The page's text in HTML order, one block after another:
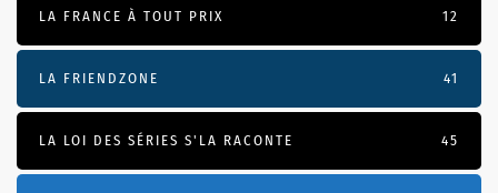
LA FRANCE À TOUT PRIX 12
LA FRIENDZONE 41
LA LOI DES SÉRIES S'LA RACONTE 45